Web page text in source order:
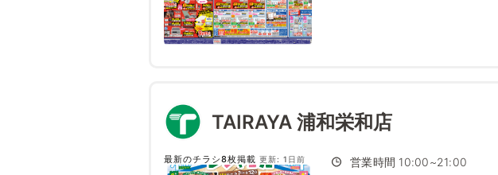
TAIRAYA 浦和栄和店
最新のチラシ8枚掲載 更新: 1日前
営業時間 10:00~21:00